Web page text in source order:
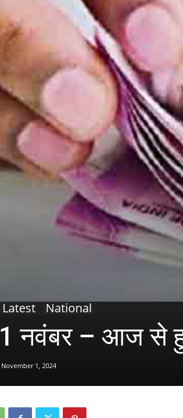
Latest National
1 नवंबर – आज से
November 1, 2024